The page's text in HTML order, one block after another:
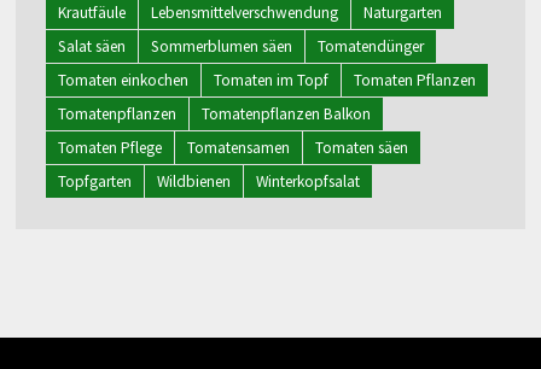
Krautfäule
Lebensmittelverschwendung
Naturgarten
Salat säen
Sommerblumen säen
Tomatendünger
Tomaten einkochen
Tomaten im Topf
Tomaten Pflanzen
Tomatenpflanzen
Tomatenpflanzen Balkon
Tomaten Pflege
Tomatensamen
Tomaten säen
Topfgarten
Wildbienen Winterkopfsalat